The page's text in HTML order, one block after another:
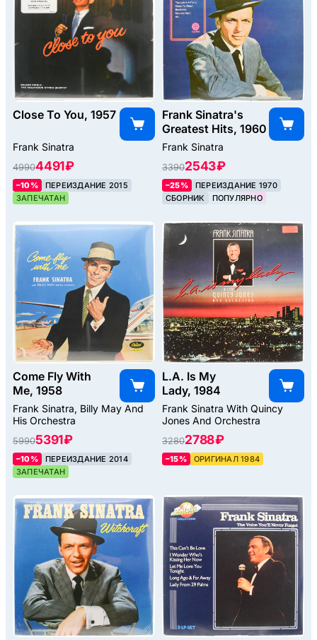
Close To You, 1957
Frank Sinatra
49904491 ₽
–10%
ПЕРЕИЗДАНИЕ 2015
ЗАПЕЧАТАН
Frank Sinatra's
Greatest Hits, 1960
Frank Sinatra
33902543 ₽
–25%
ПЕРЕИЗДАНИЕ 1970
СБОРНИК
ПОПУЛЯРНО
Come Fly With
Me, 1958
Frank Sinatra, Billy May And
His Orchestra
59905391 ₽
–10%
ПЕРЕИЗДАНИЕ 2014
ЗАПЕЧАТАН
L.A. Is My
Lady, 1984
Frank Sinatra With Quincy
Jones And Orchestra
32802788 ₽
–15% ОРИГИНАЛ 1984